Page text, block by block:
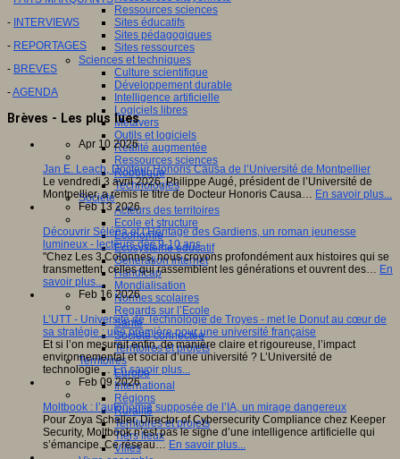
Ressources sciences
Sites éducatifs
Sites pédagogiques
Sites ressources
Sciences et techniques
Culture scientifique
Développement durable
Intelligence artificielle
Logiciels libres
Métavers
Outils et logiciels
Réalité augmentée
Ressources sciences
Robotique
Technologies
Société
Acteurs des territoires
Ecole et structure
Economie
Ecosystème éducatif
Génération internet
Handicap
Mondialisation
Normes scolaires
Regards sur l’Ecole
Santé
Société connectée
Territoires et projets
Territoires
Europe
International
Régions
Ruralité
Territoires et projets
Tiers lieux
Villes
- INTERVIEWS
- REPORTAGES
- BREVES
-AGENDA
Brèves - Les plus lues
Apr 10 2026
Jan E. Leach, Docteur Honoris Causa de l’Université de Montpellier
Le vendredi 3 avril 2026, Philippe Augé, président de l’Université de
Montpellier, a remis le titre de Docteur Honoris Causa… En savoir plus...
Feb 13 2026
Découvrir Séléna et l’Héritage des Gardiens, un roman jeunesse
lumineux - lecteurs dès 9-10 ans
"Chez Les 3 Colonnes, nous croyons profondément aux histoires qui se
transmettent, celles qui rassemblent les générations et ouvrent des… En
savoir plus...
Feb 16 2026
L’UTT - Université de Technologie de Troyes - met le Donut au cœur de
sa stratégie : une première pour une université française
Et si l’on mesurait enfin, de manière claire et rigoureuse, l’impact
environnemental et social d’une université ? L’Université de
technologie…En savoir plus...
Feb 09 2026
Moltbook : l’autonomie supposée de l’IA, un mirage dangereux
Pour Zoya Schaller, Director of Cybersecurity Compliance chez Keeper
Security, Moltbook n’est pas le signe d’une intelligence artificielle qui
s’émancipe. Ce réseau… En savoir plus...